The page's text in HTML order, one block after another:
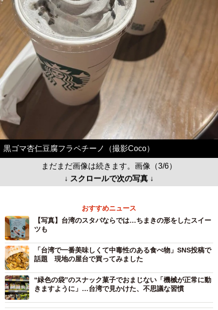
黒ゴマ杏仁豆腐フラペチーノ（撮影Coco）
まだまだ画像は続きます。画像（3/6）
↓ スクロールで次の写真 ↓
おすすめニュース
【写真】台湾のスタバならでは…ちまきの形をしたスイー
ツも
「台湾で一番美味しくて中毒性のある食べ物」SNS投稿で
話題 現地の屋台で買ってみました
“緑色の袋”のスナック菓子でおまじない「機械が正常に動
きますように」…台湾で見かけた、不思議な習慣